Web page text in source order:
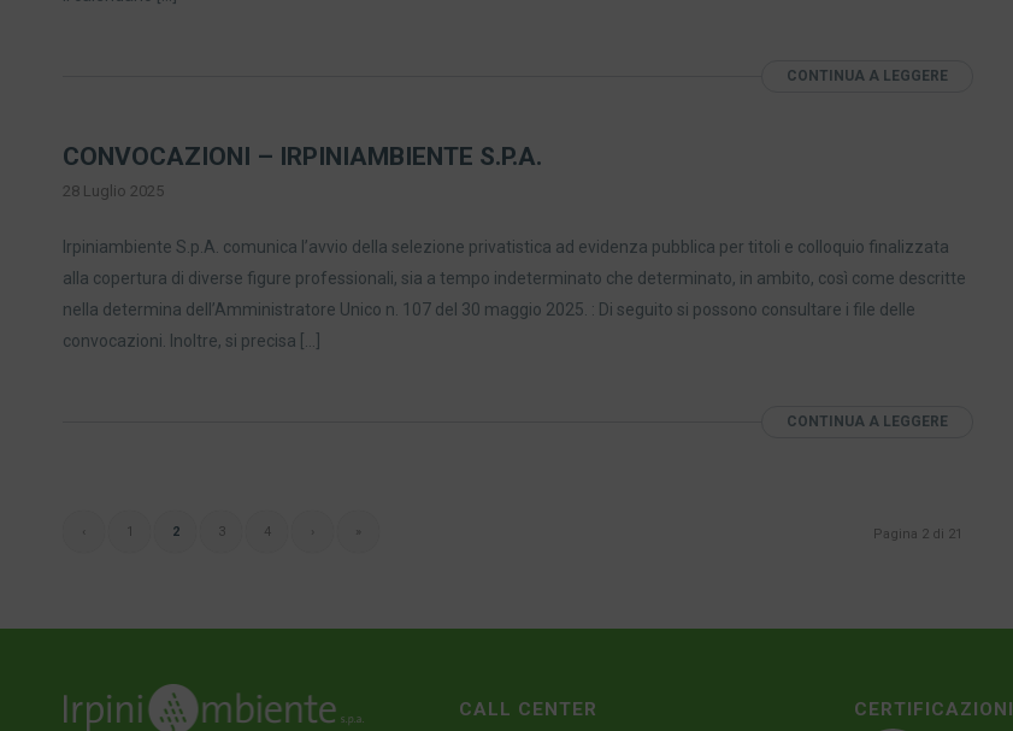
CONTINUA A LEGGERE
CONVOCAZIONI – IRPINIAMBIENTE S.P.A.
28 Luglio 2025
Irpiniambiente S.p.A. comunica l’avvio della selezione privatistica ad evidenza pubblica per titoli e colloquio finalizzata
alla copertura di diverse figure professionali, sia a tempo indeterminato che determinato, in ambito, così come descritte
nella determina dell’Amministratore Unico n. 107 del 30 maggio 2025. : Di seguito si possono consultare i file delle
convocazioni. Inoltre, si precisa […]
CONTINUA A LEGGERE
Pagina 2 di 21
1 2 3 4
CALL CENTER CERTIFICAZIONI